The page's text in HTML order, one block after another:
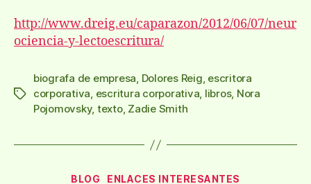
http://www.dreig.eu/caparazon/2012/06/07/neur
ociencia-y-lectoescritura/
Etiquetas
biografa de empresa, Dolores Reig, escritora
corporativa, escritura corporativa, libros, Nora
Pojomovsky, texto, Zadie Smith
Categorías
BLOG ENLACES INTERESANTES